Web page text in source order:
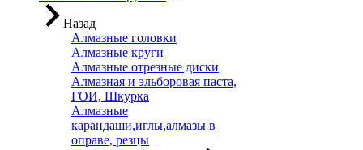
Назад
Алмазные головки
Алмазные круги
Алмазные отрезные диски
Алмазная и эльборовая паста,
ГОИ, Шкурка
Алмазные
карандаши,иглы,алмазы в
оправе, резцы